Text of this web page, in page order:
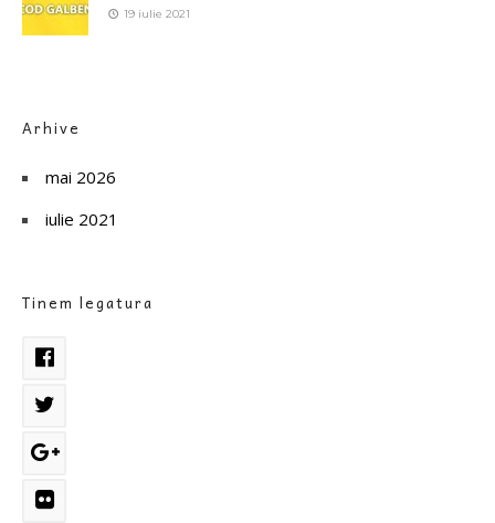
19 iulie 2021
Arhive
mai 2026
iulie 2021
Tinem legatura